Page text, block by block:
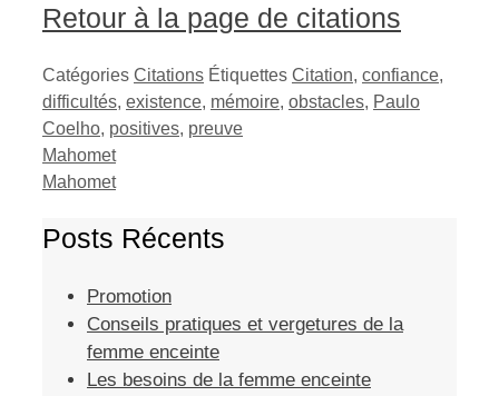
Retour à la page de citations
Catégories Citations Étiquettes Citation, confiance,
difficultés, existence, mémoire, obstacles, Paulo
Coelho, positives, preuve
Mahomet
Mahomet
Posts Récents
Promotion
Conseils pratiques et vergetures de la
femme enceinte
Les besoins de la femme enceinte